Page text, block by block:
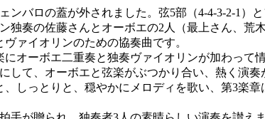
ンバロの蓋が外されました。弦5部（4-4-3-2-1）
独奏の佐藤さんとオーボエの2人（最上さん、荒
ァイオリンのための協奏曲です。
オーボエ二重奏と独奏ヴァイオリンが加わって
して、オーボエと弦楽がぶつかり合い、熱く演奏
しっとりと、穏やかにメロディを歌い、第3楽章